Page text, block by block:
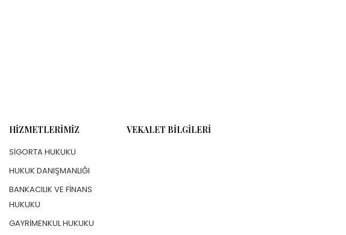
HIZMETLERIMIZ
SIGORTA HUKUKU
HUKUK DANIŞMANLIĞI
BANKACILIK VE FINANS
HUKUKU
GAYRIMENKUL HUKUKU
VEKALET BILGILERI